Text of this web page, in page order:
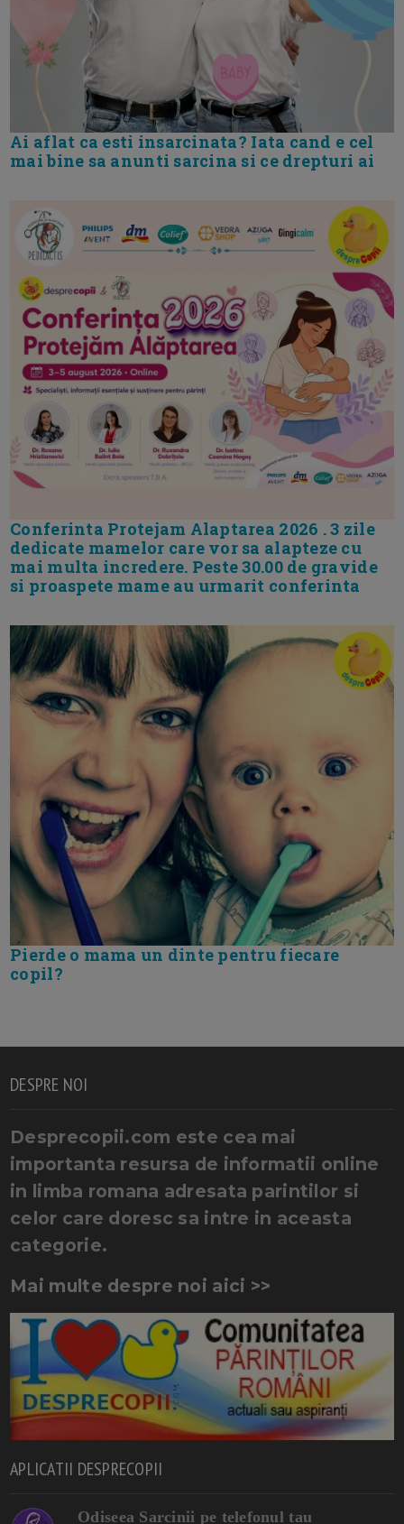
Ai aflat ca esti insarcinata? Iata cand e cel
mai bine sa anunti sarcina si ce drepturi ai
Conferinta Protejam Alaptarea 2026 . 3 zile
dedicate mamelor care vor sa alapteze cu
mai multa incredere. Peste 30.00 de gravide
si proaspete mame au urmarit conferinta
Pierde o mama un dinte pentru fiecare
copil?
DESPRE NOI
Desprecopii.com este cea mai
importanta resursa de informatii online
in limba romana adresata parintilor si
celor care doresc sa intre in aceasta
categorie.
Mai multe despre noi aici >>
APLICATII DESPRECOPII
Odiseea Sarcinii pe telefonul tau